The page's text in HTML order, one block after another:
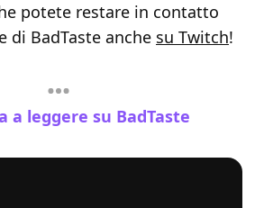
potete restare in contatto
di BadTaste anche su Twitch!
a leggere su BadTaste